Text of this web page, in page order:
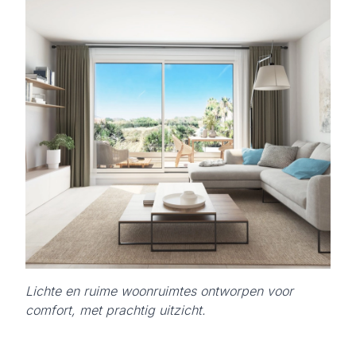
Lichte en ruime woonruimtes ontworpen voor
comfort, met prachtig uitzicht.